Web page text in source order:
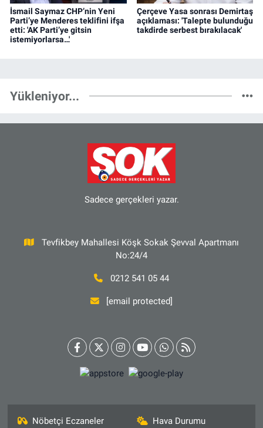
İsmail Saymaz CHP’nin Yeni
Parti’ye Menderes teklifini ifşa
etti: 'AK Parti’ye gitsin
istemiyorlarsa…'
Çerçeve Yasa sonrası Demirtaş
açıklaması: 'Talepte bulunduğu
takdirde serbest bırakılacak'
Yükleniyor...
Sadece gerçekleri yazar.
Tevfikbey Mahallesi Köşk Sokak Şevval Apartmanı
No:24/4
0212 541 05 44
[email protected]
Nöbetçi Eczaneler Hava Durumu